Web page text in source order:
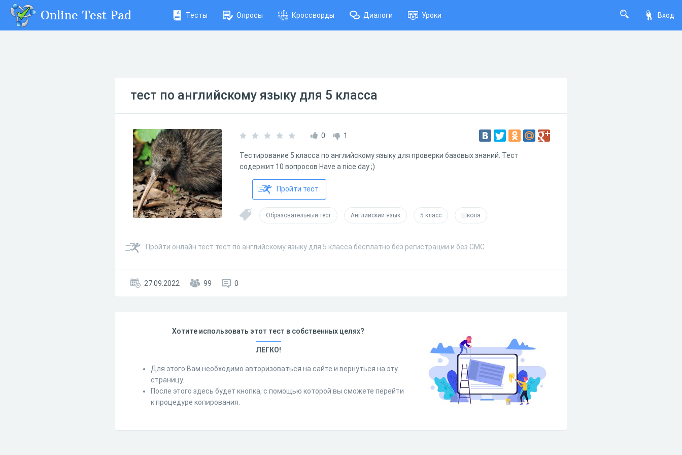
Вход
Online Test Pad Тесты Опросы Кроссворды Диалоги Уроки
тест по английскому языку для 5 класса
0 1
Тестирование 5 класса по английскому языку для проверки базовых знаний. Тест
содержит 10 вопросов Have a nice day ;)
Пройти тест
Образовательный тест Английский язык 5 класс Школа
Пройти онлайн тест тест по английскому языку для 5 класса бесплатно без регистрации и без СМС
27.09.2022 99 0
Хотите использовать этот тест в собственных целях?
ЛЕГКО!
Для этого Вам необходимо авторизоваться на сайте и вернуться на эту
страницу.
После этого здесь будет кнопка, с помощью которой вы сможете перейти
к процедуре копирования.